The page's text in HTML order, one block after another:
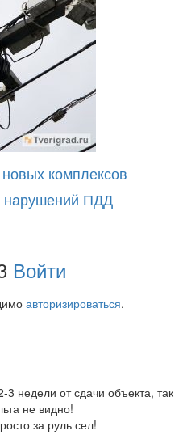
комплексов
нарушений ПДД
Войти
авторизироваться.
недели от сдачи объекта, так
не видно!
за руль сел!